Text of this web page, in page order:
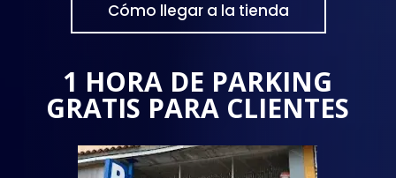
Cómo llegar a la tienda
1 HORA DE PARKING
GRATIS PARA CLIENTES